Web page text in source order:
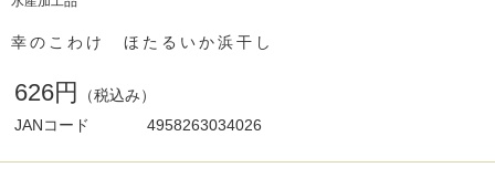
幸のこわけ ほたるいか浜干し
626円
（税込み）
JANコード
4958263034026